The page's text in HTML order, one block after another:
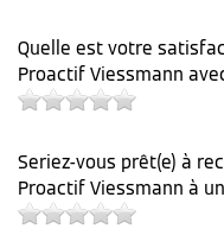
Quelle est votre
Proactif Viessmann
Seriez-vous prêt(e) à
Proactif Viessmann à